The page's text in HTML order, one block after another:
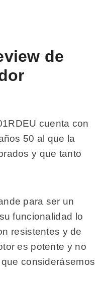
de
cuenta con
50 al que la
y que tanto
para ser un
funcionalidad lo
resistentes y de
es potente y no
considerásemos